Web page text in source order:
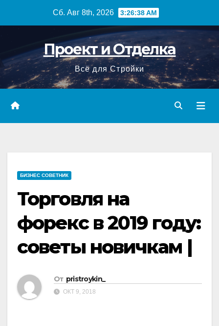
Сб. Авг 8th, 2026 3:26:39 AM
Проект и Отделка
Всё для Стройки
БИЗНЕС СОВЕТНИК
Торговля на
форекс в 2019 году:
советы новичкам |
От pristroykin_
ОКТ 9, 2018